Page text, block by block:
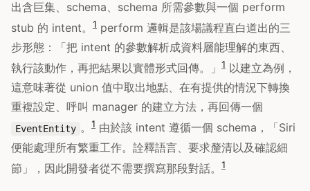
出含巨集、schema、schema 所需參數與一個 perform
stub 的 intent。
1 perform 邏輯是該場議程直白道出的三
步形態：「把 intent 的參數解析成資料層能理解的東西、
執行該動作，再把結果以實體形式回傳。」 1 以建立為例，
這意味著從 union 值中取出地點、在有提供的情況下轉換
重複設定、呼叫 manager 的建立方法，再回傳一個
EventEntity 。 1 由於該 intent 遵循一個 schema，「Siri
便能處理所有繁重工作。詮釋語言、要求釐清以及確認細
節」，因此開發者從不需要撰寫那段對話。
1